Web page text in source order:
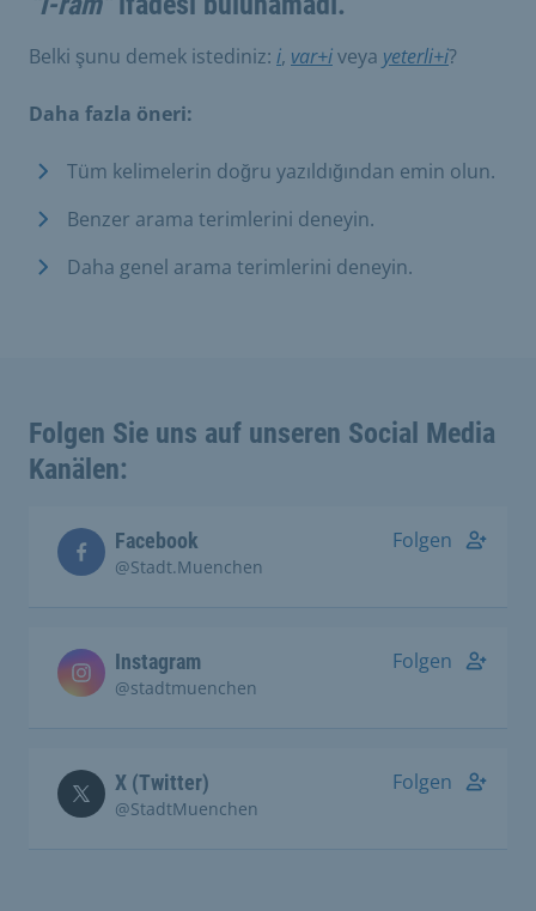
Belki şunu demek istediniz: i, var+iveya yeterli+i?
Daha fazla öneri:
Tüm kelimelerin doğru yazıldığından emin olun.
Benzer arama terimlerini deneyin.
Daha genel arama terimlerini deneyin.
Folgen Sie uns auf unseren Social Media
Kanälen:
Facebook
@Stadt.Muenchen
Folgen
Instagram
@stadtmuenchen
Folgen
X (Twitter)
@StadtMuenchen
Folgen